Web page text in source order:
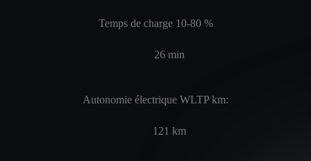
Temps de charge 10-80 %
26 min
Autonomie électrique WLTP km:
121 km